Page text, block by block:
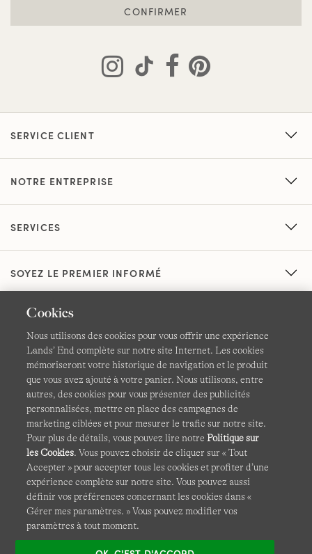
CONFIRMER
SERVICE CLIENT
NOTRE ENTREPRISE
SERVICES
SOYEZ LE PREMIER INFORMÉ
CGV Confidentialité et sécurité
Cookies -Gérer mes paramètres Carte du site
Lands' End à l'international
Ce site Internet est protégé par reCAPTCHA.La politique de
confidentialitéetles conditions d'utilisationde Google
s'appliquent.
Cookies
Nous utilisons des cookies pour vous offrir une expérience
Lands’ End complète sur notre site Internet. Les cookies
mémoriseront votre historique de navigation et le produit
que vous avez ajouté à votre panier. Nous utilisons, entre
autres, des cookies pour vous présenter des publicités
personnalisées, mettre en place des campagnes de
marketing ciblées et pour mesurer le trafic sur notre site.
Pour plus de détails, vous pouvez lire notrePolitique sur
les Cookies. Vous pouvez choisir de cliquer sur « Tout
Accepter » pour accepter tous les cookies et profiter d’une
expérience complète sur notre site. Vous pouvez aussi
définir vos préférences concernant les cookies dans «
Gérer mes paramètres. » Vous pouvez modifier vos
paramètres à tout moment.